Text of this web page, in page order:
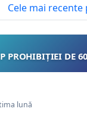
Cele mai recente
PROHIBIȚIEI DE
lună